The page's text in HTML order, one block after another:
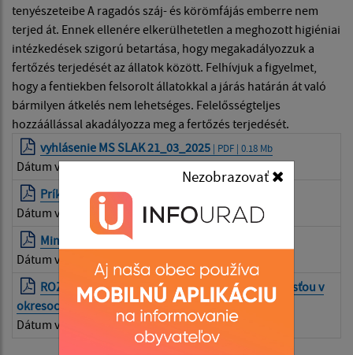
Nezobrazovať
tenyészeteibe A ragadós száj- és körömfájás emberre nem
terjed át. Ennek ellenére elkerülhetetlen a meghozott higiéniai
intézkedések szigorú betartása, hogy megakadályozzuk a
fertőzés terjedését az állatok között. Felhívjuk a figyelmet,
hogy a fentiekben felsorolt állatokkal a járás határán át való
bármilyen átkelés nem lehetséges. Felelősségteljes
hozzáállással akadályozza meg a fertőzés terjedését.
vyhlásenie MS SLAK 21_03_2025 | PDF | 0.18 Mb
Dátum vyvesenia:
Príkaz prednostu OÚ DS č_3_2025
Dátum vyvesenia: 14.07.2025
Mimoriadne núdzové opatrenia
Dátum vyvesenia:
ROZHODNUTIE – Zákaz využívania lesov verejnosťou v
okresoch Dunajská Streda a Komárno| PDF | 1.65 Mb
Dátum vyvesenia: 14.07.2025